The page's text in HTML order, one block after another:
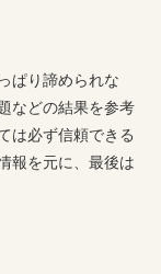
ぱり諦められな
などの結果を参考
は必ず信頼できる
報を元に、最後は